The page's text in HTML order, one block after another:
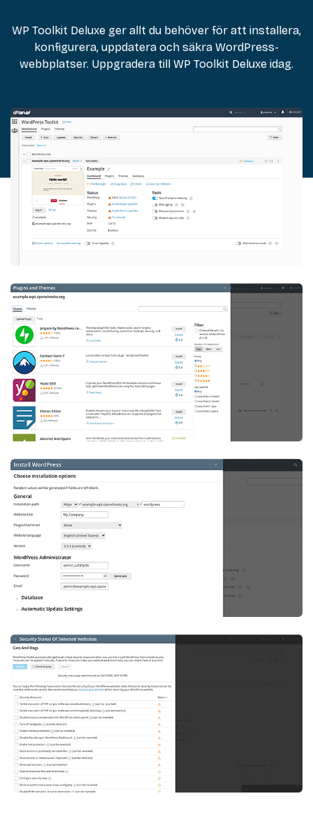
WP Toolkit Deluxe ger allt du behöver för att installera,
konfigurera, uppdatera och säkra WordPress-
webbplatser. Uppgradera till WP Toolkit Deluxe idag.